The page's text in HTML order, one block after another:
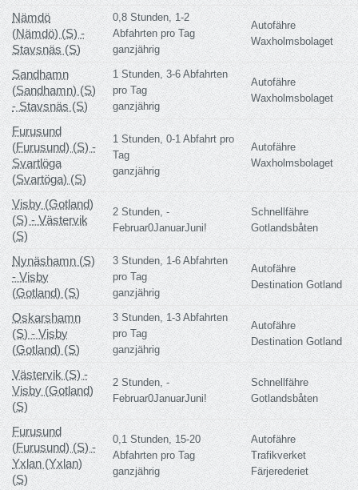
Nämdö
(Nämdö) (S) -
Stavsnäs (S)
0,8 Stunden, 1-2
Abfahrten pro Tag
ganzjährig
Autofähre
Waxholmsbolaget
Sandhamn
(Sandhamn) (S)
- Stavsnäs (S)
1 Stunden, 3-6 Abfahrten
pro Tag
ganzjährig
Autofähre
Waxholmsbolaget
Furusund
(Furusund) (S) -
Svartlöga
(Svartöga) (S)
1 Stunden, 0-1 Abfahrt pro
Tag
ganzjährig
Autofähre
Waxholmsbolaget
Visby (Gotland)
(S) - Västervik
(S)
2 Stunden, -
Februar0JanuarJuni!
Schnellfähre
Gotlandsbåten
Nynäshamn (S)
- Visby
(Gotland) (S)
3 Stunden, 1-6 Abfahrten
pro Tag
ganzjährig
Autofähre
Destination Gotland
Oskarshamn
(S) - Visby
(Gotland) (S)
3 Stunden, 1-3 Abfahrten
pro Tag
ganzjährig
Autofähre
Destination Gotland
Västervik (S) -
Visby (Gotland)
(S)
2 Stunden, -
Februar0JanuarJuni!
Schnellfähre
Gotlandsbåten
Furusund
(Furusund) (S) -
Yxlan (Yxlan)
(S)
0,1 Stunden, 15-20
Abfahrten pro Tag
ganzjährig
Autofähre
Trafikverket
Färjerederiet